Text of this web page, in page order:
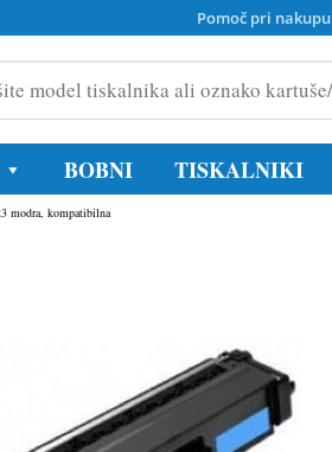
Pomoč pri
BOBNI TISKALNIKI
modra, kompatibilna